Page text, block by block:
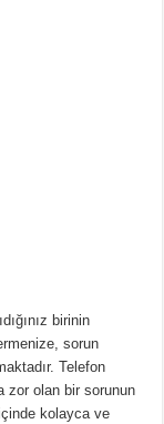
birinin
sorun
Telefon
zor olan bir sorunun
kolayca ve